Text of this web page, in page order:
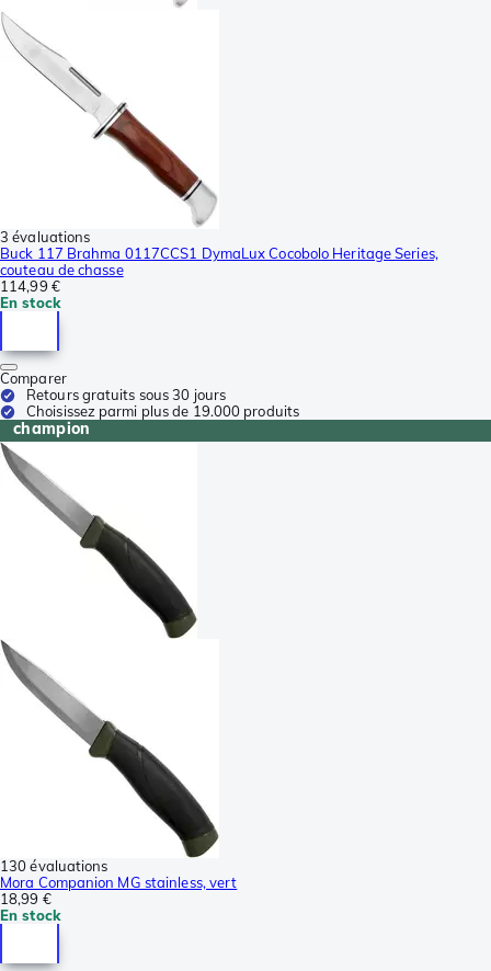
3 évaluations
Buck 117 Brahma 0117CCS1 DymaLux Cocobolo Heritage Series,
couteau de chasse
114,99 €
En stock
Comparer
Retours gratuits sous 30 jours
Choisissez parmi plus de 19.000 produits
champion
130 évaluations
Mora Companion MG stainless, vert
18,99 €
En stock